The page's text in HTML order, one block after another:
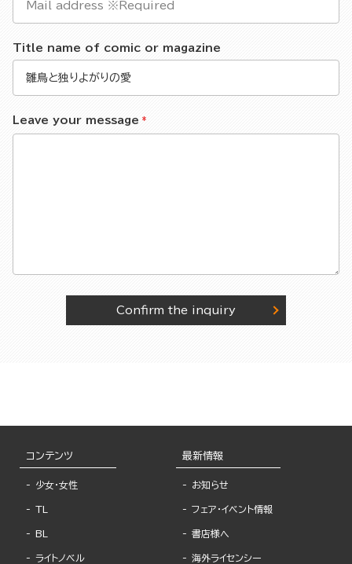
Title name of comic or magazine
Leave your message
Confirm the inquiry
コンテンツ
少女・女性
TL
BL
ライトノベル
最新情報
お知らせ
フェア・イベント情報
書店様へ
海外ライセンシー